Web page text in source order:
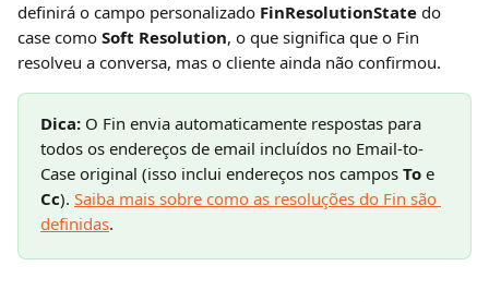
definirá o campo personalizado FinResolutionState do
case como Soft Resolution, o que significa que o Fin
resolveu a conversa, mas o cliente ainda não confirmou.
Dica: O Fin envia automaticamente respostas para
todos os endereços de email incluídos no Email-to-
Case original (isso inclui endereços nos campos To e
Cc). Saiba mais sobre como as resoluções do Fin são
definidas.